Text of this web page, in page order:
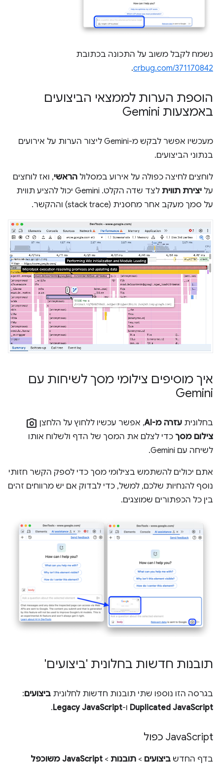
נשמח לקבל משוב על התכונה בכתובת
crbug.com/371170842
.
הוספת הערות לממצאי הביצועים
באמצעות Gemini
מעכשיו אפשר לבקש מ-Gemini ליצור הערות על אירועים
בנתוני הביצועים.
לוחצים לחיצה כפולה על אירוע במסלול הראשי, ואז לוחצים
על יצירת תווית
לצד שדה הקלט. ‫Gemini יכול להציע תווית
על סמך מעקב אחר מחסנית (stack trace) וההקשר.
איך מוסיפים צילומי מסך לשיחות עם
Gemini
בחלונית עזרה מ-AI , אפשר עכשיו ללחוץ על הלחצן photo_camera
צילום מסך כדי לצלם את המסך של הדף ולשלוח אותו
לשיחה עם Gemini.
אתם יכולים להשתמש בצילומי מסך כדי לספק הקשר חזותי
נוסף להנחיות שלכם, למשל, כדי לבדוק אם יש מרווחים זהים
בין כל הכפתורים שמוצגים.
תובנות חדשות בחלונית 'ביצועים'
בגרסה הזו נוספו שתי תובנות חדשות לחלונית ביצועים:
Duplicated JavaScript ו-Legacy JavaScript
.
‫JavaScript כפול
בדף החדש ביצועים > תובנות > JavaScript משוכפל